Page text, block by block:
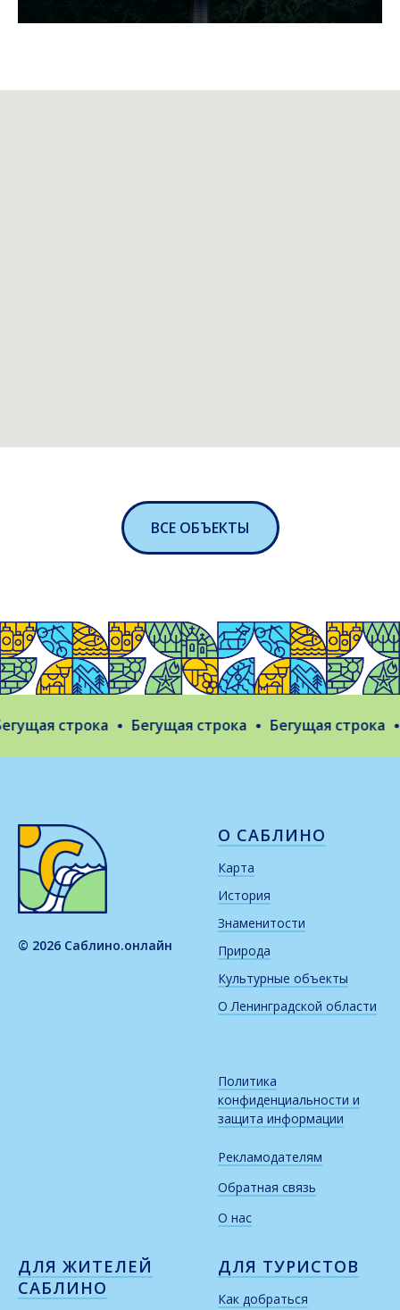
ВСЕ ОБЪЕКТЫ
строка Бегущая строка Бегущая строка
© 2026 Саблино.онлайн
О САБЛИНО
Карта
История
Знаменитости
Природа
Культурные объекты
О Ленинградской области
Политика
конфиденциальности и
защита информации
Рекламодателям
Обратная связь
О нас
ДЛЯ ЖИТЕЛЕЙ
САБЛИНО
ДЛЯ ТУРИСТОВ
Как добраться